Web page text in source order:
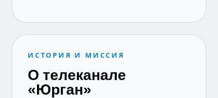
ИСТОРИЯ И МИССИЯ
О телеканале
«Юрган»